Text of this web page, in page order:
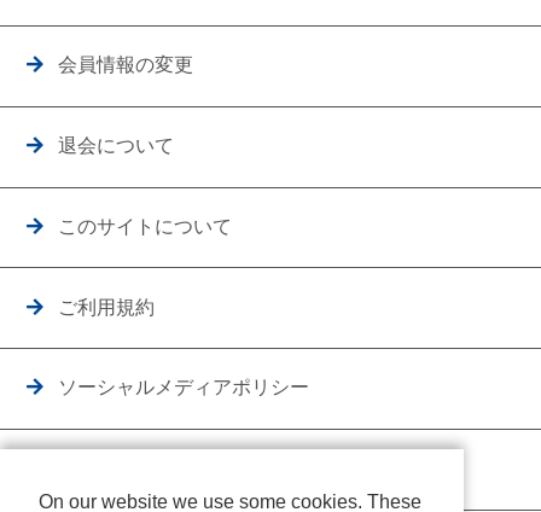
会員情報の変更
退会について
このサイトについて
ご利用規約
ソーシャルメディアポリシー
On our website we use some cookies. These